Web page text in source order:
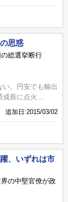
思惑
総選挙断行
い。円安でも輸出
長に点火...
追加日:2015/03/02
、いずれは市
の中堅官僚が政